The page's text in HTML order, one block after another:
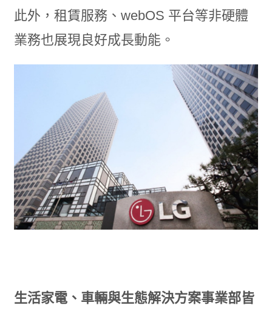
此外，租賃服務、webOS 平台等非硬體
業務也展現良好成長動能。
生活家電、車輛與生態解決方案事業部皆